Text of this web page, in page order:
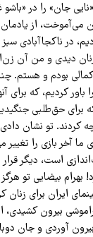
را در «باشو
از یادمان
ناکجاآبادی سبز و
و من آن زن‌ام که
و هستم. چنان
که برای آنها
حق‌طلبی جنگیدیم.
تو نشان دادی
بازی را تغییر
است، دیگر قرار
بیضایی تو هرگز
برای زنان کردی
بیرون کشیدی، از
و جان دوباره